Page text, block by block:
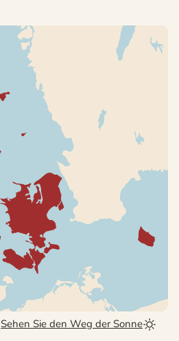
Sehen Sie den Weg der Sonne